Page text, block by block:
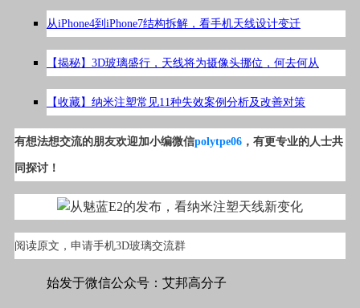
从iPhone4到iPhone7结构拆解，看手机天线设计变迁
【揭秘】3D玻璃盛行，天线将为摄像头挪位，何去何从
【收藏】纳米注塑常见11种失效案例分析及改善对策
有想法想交流的朋友欢迎加小编微信polytpe06 ，有更专业的人士共
同探讨！
阅读原文，申请手机3D玻璃交流群
始发于微信公众号：艾邦高分子